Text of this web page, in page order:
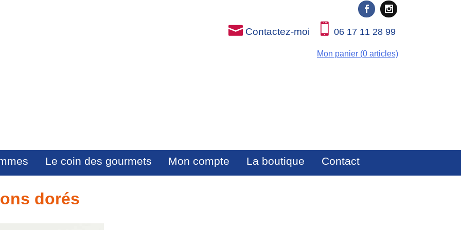
Contactez-moi 06 17 11 28 99
Mon panier (0 articles)
Le coin des gourmets Mon compte La boutique Contact
dorés